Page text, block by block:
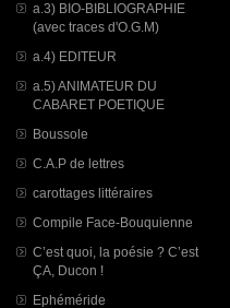
a.3) BIO-BIBLIOGRAPHIE
(avec traces d'O.G.M)
a.4) EDITEUR
a.5) ANIMATEUR DU
CABARET POETIQUE
Boussole
C.A.P de lettres
carottages littéraires
Compile Face-Bouquienne
C’est quoi, la poésie ? C’est
ÇA, Ducon !
Ephéméride